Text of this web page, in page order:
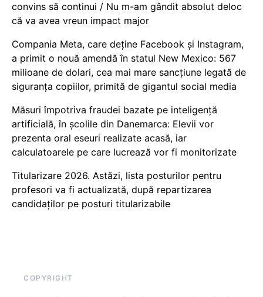
convins să continui / Nu m-am gândit absolut deloc
că va avea vreun impact major
Compania Meta, care deține Facebook și Instagram,
a primit o nouă amendă în statul New Mexico: 567
milioane de dolari, cea mai mare sancțiune legată de
siguranța copiilor, primită de gigantul social media
Măsuri împotriva fraudei bazate pe inteligență
artificială, în școlile din Danemarca: Elevii vor
prezenta oral eseuri realizate acasă, iar
calculatoarele pe care lucrează vor fi monitorizate
Titularizare 2026. Astăzi, lista posturilor pentru
profesori va fi actualizată, după repartizarea
candidaților pe posturi titularizabile
COPYRIGHT